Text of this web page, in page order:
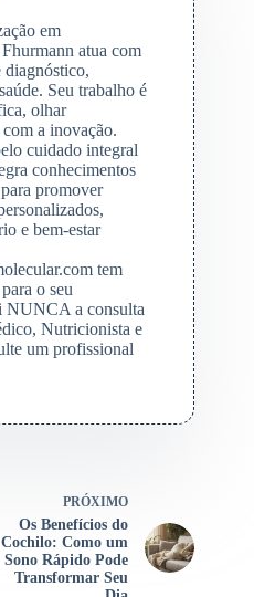
em
atua com
diagnóstico,
Seu trabalho é
olhar
a inovação.
cuidado integral
conhecimentos
promover
e bem-estar
tem
o seu
NUNCA a consulta
Nutricionista e
um profissional
PRÓXIMO
Os Benefícios do
Cochilo: Como um
Sono Rápido Pode
Transformar Seu